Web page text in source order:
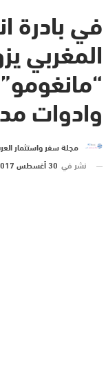
في بادرة
المغربي
وادوات
مجلة سفر واستثمار
نشر في 30 أغسطس 2017 الساعة 21 و 10 دقيقة